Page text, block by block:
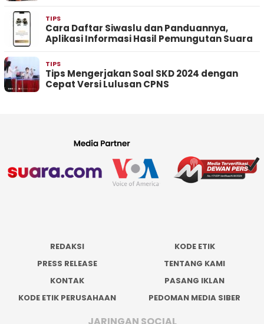
TIPS
Cara Daftar Siwaslu dan Panduannya,
Aplikasi Informasi Hasil Pemungutan Suara
TIPS
Tips Mengerjakan Soal SKD 2024 dengan
Cepat Versi Lulusan CPNS
REDAKSI
KODE ETIK
PRESS RELEASE
TENTANG KAMI
KONTAK
PASANG IKLAN
KODE ETIK PERUSAHAAN
PEDOMAN MEDIA SIBER
JARINGAN SOCIAL